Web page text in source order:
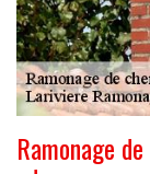
Ramonage